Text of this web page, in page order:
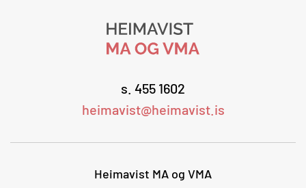
s. 455 1602
heimavist@heimavist.is
Heimavist MA og VMA